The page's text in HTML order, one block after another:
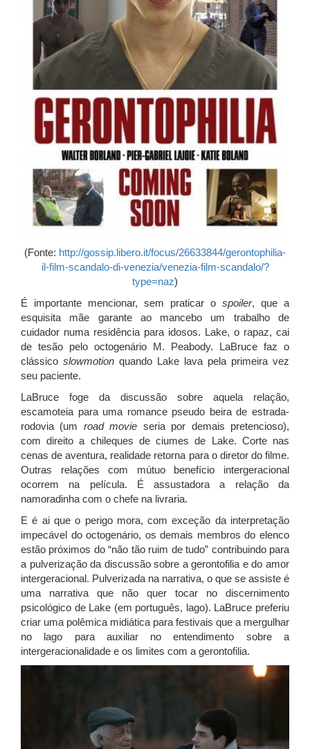
(Fonte: http://gossip.libero.it/focus/26633844/gerontophilia-
il-film-scandalo-di-venezia/venezia-film-scandalo/?
type=naz)
É importante mencionar, sem praticar o spoiler, que a
esquisita mãe garante ao mancebo um trabalho de
cuidador numa residência para idosos. Lake, o rapaz, cai
de tesão pelo octogenário M. Peabody. LaBruce faz o
clássico slowmotion quando Lake lava pela primeira vez
seu paciente.
LaBruce foge da discussão sobre aquela relação,
escamoteia para uma romance pseudo beira de estrada-
rodovia (um road movie seria por demais pretencioso),
com direito a chileques de ciumes de Lake. Corte nas
cenas de aventura, realidade retorna para o diretor do filme.
Outras relações com mútuo benefício intergeracional
ocorrem na película. É assustadora a relação da
namoradinha com o chefe na livraria.
E é ai que o perigo mora, com exceção da interpretação
impecável do octogenário, os demais membros do elenco
estão próximos do “não tão ruim de tudo” contribuindo para
a pulverização da discussão sobre a gerontofilia e do amor
intergeracional. Pulverizada na narrativa, o que se assiste é
uma narrativa que não quer tocar no discernimento
psicológico de Lake (em português, lago). LaBruce preferiu
criar uma polêmica midiática para festivais que a mergulhar
no lago para auxiliar no entendimento sobre a
intergeracionalidade e os limites com a gerontofilia.